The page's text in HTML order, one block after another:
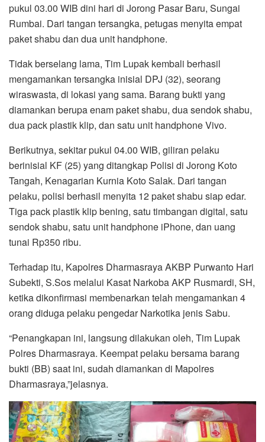
pukul 03.00 WIB dini hari di Jorong Pasar Baru, Sungai
Rumbai. Dari tangan tersangka, petugas menyita empat
paket shabu dan dua unit handphone.
Tidak berselang lama, Tim Lupak kembali berhasil
mengamankan tersangka inisial DPJ (32), seorang
wiraswasta, di lokasi yang sama. Barang bukti yang
diamankan berupa enam paket shabu, dua sendok shabu,
dua pack plastik klip, dan satu unit handphone Vivo.
Berikutnya, sekitar pukul 04.00 WIB, giliran pelaku
berinisial KF (25) yang ditangkap Polisi di Jorong Koto
Tangah, Kenagarian Kurnia Koto Salak. Dari tangan
pelaku, polisi berhasil menyita 12 paket shabu siap edar.
Tiga pack plastik klip bening, satu timbangan digital, satu
sendok shabu, satu unit handphone iPhone, dan uang
tunai Rp350 ribu.
Terhadap itu, Kapolres Dharmasraya AKBP Purwanto Hari
Subekti, S.Sos melalui Kasat Narkoba AKP Rusmardi, SH,
ketika dikonfirmasi membenarkan telah mengamankan 4
orang diduga pelaku pengedar Narkotika jenis Sabu.
“Penangkapan ini, langsung dilakukan oleh, Tim Lupak
Polres Dharmasraya. Keempat pelaku bersama barang
bukti (BB) saat ini, sudah diamankan di Mapolres
Dharmasraya,”jelasnya.